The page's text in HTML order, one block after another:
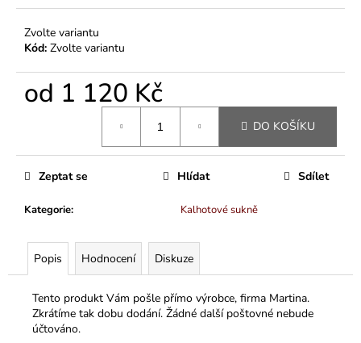
Zvolte variantu
Kód: Zvolte variantu
od 1 120 Kč
DO KOŠÍKU
Kategorie: Kalhotové sukně
Zeptat se Hlídat Sdílet
Popis Hodnocení Diskuze
Tento produkt Vám pošle přímo výrobce, firma Martina.
Zkrátíme tak dobu dodání. Žádné další poštovné nebude
účtováno.